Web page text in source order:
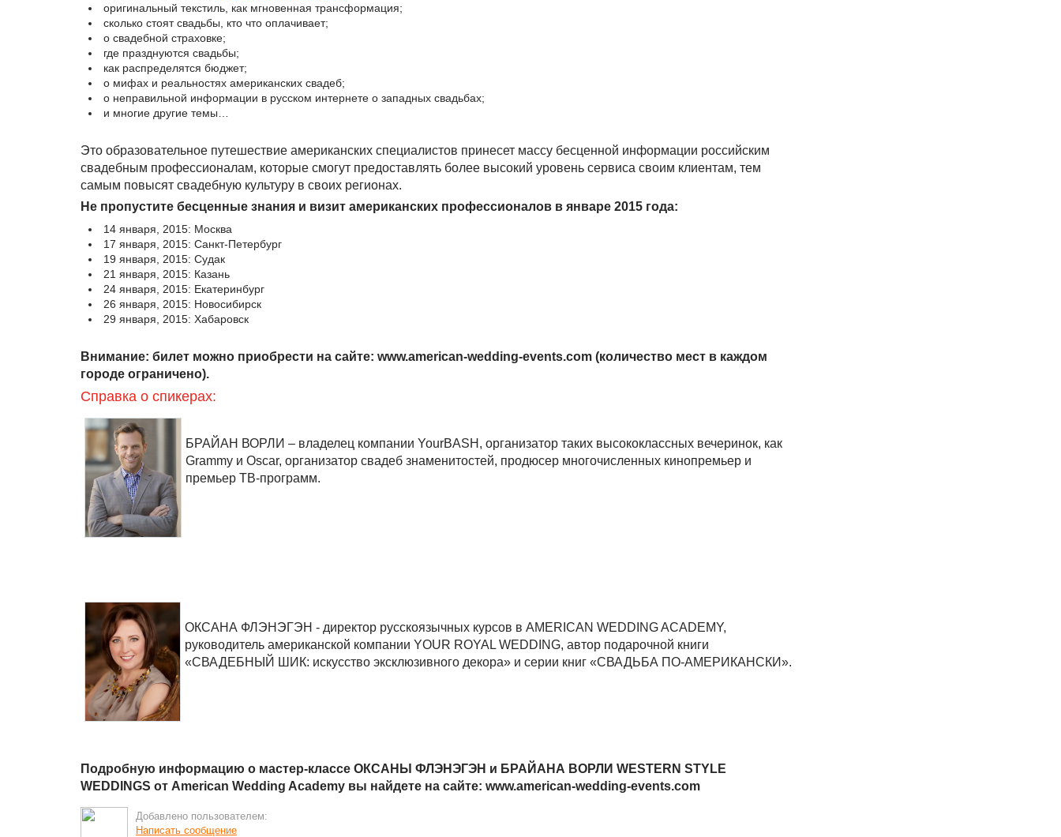
оригинальный текстиль, как мгновенная трансформация;
сколько стоят свадьбы, кто что оплачивает;
о свадебной страховке;
где празднуются свадьбы;
как распределятся бюджет;
о мифах и реальностях американских свадеб;
о неправильной информации в русском интернете о западных свадьбах;
и многие другие темы…
Это образовательное путешествие американских специалистов принесет массу бесценной информации российским
свадебным профессионалам, которые смогут предоставлять более высокий уровень сервиса своим клиентам, тем
самым повысят свадебную культуру в своих регионах.
Не пропустите бесценные знания и визит американских профессионалов в январе 2015 года:
14 января, 2015: Москва
17 января, 2015: Санкт-Петербург
19 января, 2015: Судак
21 января, 2015: Казань
24 января, 2015: Екатеринбург
26 января, 2015: Новосибирск
29 января, 2015: Хабаровск
Внимание: билет можно приобрести на сайте: www.american-wedding-events.com (количество мест в каждом
городе ограничено).
Справка о спикерах:
БРАЙАН ВОРЛИ – владелец компании YourBASH, организатор таких высококлассных вечеринок, как
Grammy и Oscar, организатор свадеб знаменитостей, продюсер многочисленных кинопремьер и
премьер ТВ-программ.
ОКСАНА ФЛЭНЭГЭН - директор русскоязычных курсов в AMERICAN WEDDING ACADEMY,
руководитель американской компании YOUR ROYAL WEDDING, автор подарочной книги
«СВАДЕБНЫЙ ШИК: искусство эксклюзивного декора» и серии книг «СВАДЬБА ПО-АМЕРИКАНСКИ».
Подробную информацию о мастер-классе ОКСАНЫ ФЛЭНЭГЭН и БРАЙАНА ВОРЛИ WESTERN STYLE
WEDDINGS от American Wedding Academy вы найдете на сайте: www.american-wedding-events.com
Добавлено пользователем:
Написать сообщение